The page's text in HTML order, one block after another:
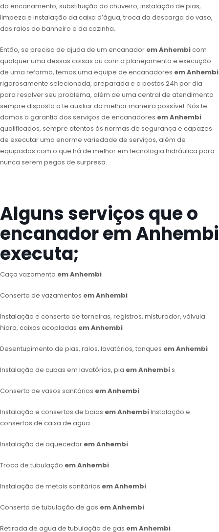
do encanamento, substituição do chuveiro, instalação de pias,
limpeza e instalação da caixa d’água, troca da descarga do vaso,
dos ralos do banheiro e da cozinha.
Então, se precisa de ajuda de um encanador em Anhembicom
qualquer uma dessas coisas ou com o planejamento e execução
de uma reforma, temos uma equipe de encanadores em Anhembi
rigorosamente selecionada, preparada e a postos 24h por dia
para resolver seu problema, além de uma central de atendimento
sempre disposta a te auxiliar da melhor maneira possível. Nós te
damos a garantia dos serviços de encanadores em Anhembi
qualificados, sempre atentos às normas de segurança e capazes
de executar uma enorme variedade de serviços, além de
equipados com o que há de melhor em tecnologia hidráulica para
nunca serem pegos de surpresa.
Alguns serviços que o
encanador em Anhembi
executa;
Caça vazamento em Anhembi
Conserto de vazamentos em Anhembi
Instalação e conserto de torneiras, registros, misturador, válvula
hidra, caixas acopladas em Anhembi
Desentupimento de pias, ralos, lavatórios, tanques em Anhembi
Instalação de cubas em lavatórios, pia em Anhembis
Conserto de vasos sanitários em Anhembi
Instalação e consertos de boias em AnhembiInstalação e
consertos de caixa de agua
Instalação de aquecedor em Anhembi
Troca de tubulação em Anhembi
Instalação de metais sanitários em Anhembi
Conserto de tubulação de gas em Anhembi
Retirada de agua de tubulação de gas em Anhembi